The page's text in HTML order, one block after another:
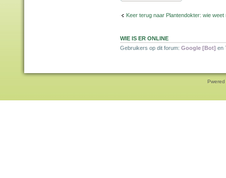
Keer terug naar Plantendokter: wie weet
WIE IS ER ONLINE
Gebruikers op dit forum: Google [Bot] en